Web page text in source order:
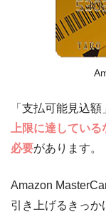
持家無かつ賃
貸負担有
116
「支払可能見込額
上限に達してい
必要があります。
Amazon
引き上げるきっか